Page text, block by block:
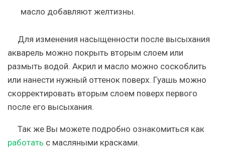
масло добавляют желтизны.
Для изменения насыщенности после высыхания
акварель можно покрыть вторым слоем или
размыть водой. Акрил и масло можно соскоблить
или нанести нужный оттенок поверх. Гуашь можно
скорректировать вторым слоем поверх первого
после его высыхания.
Так же Вы можете подробно ознакомиться как
работать с масляными красками.